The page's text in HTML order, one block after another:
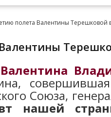
полета Валентины Терешковой
Валентина
совершившая
Союза,
нашей